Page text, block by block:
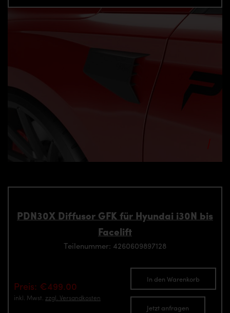
PDN30X Diffusor GFK für Hyundai i30N bis
Facelift
Teilenummer: 4260609897128
Preis: €499.00
inkl. Mwst. zzgl. Versandkosten
In den Warenkorb
Jetzt anfragen